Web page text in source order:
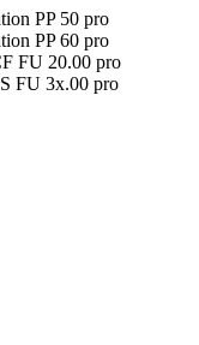
PP 50 pro
PP 60 pro
FU 20.00 pro
FU 3x.00 pro